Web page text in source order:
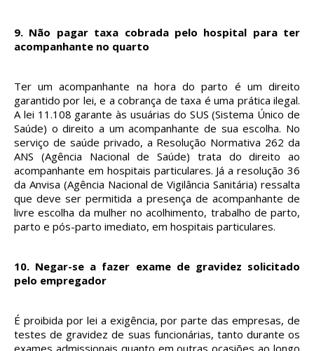
9. Não pagar taxa cobrada pelo hospital para ter
acompanhante no quarto
Ter um acompanhante na hora do parto é um direito
garantido por lei, e a cobrança de taxa é uma prática ilegal.
A lei 11.108 garante às usuárias do SUS (Sistema Único de
Saúde) o direito a um acompanhante de sua escolha. No
serviço de saúde privado, a Resolução Normativa 262 da
ANS (Agência Nacional de Saúde) trata do direito ao
acompanhante em hospitais particulares. Já a resolução 36
da Anvisa (Agência Nacional de Vigilância Sanitária) ressalta
que deve ser permitida a presença de acompanhante de
livre escolha da mulher no acolhimento, trabalho de parto,
parto e pós-parto imediato, em hospitais particulares.
10. Negar-se a fazer exame de gravidez solicitado
pelo empregador
É proibida por lei a exigência, por parte das empresas, de
testes de gravidez de suas funcionárias, tanto durante os
exames admissionais quanto em outras ocasiões ao longo